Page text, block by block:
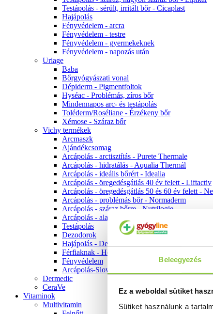
Beleegyezés
Ez a weboldal sütiket
Sütiket használunk a
Testápolás - sérült, irritált bőr - Cicaplast
Hajápolás
Fényvédelem - arcra
Fényvédelem - testre
Fényvédelem - gyermekeknek
Fényvédelem - napozás után
Uriage
Baba
Bőrgyógyászati vonal
Dépiderm - Pigmentfoltok
Hyséac - Problémás, zíros bőr
Mindennapos arc- és testápolás
Toléderm/Roséliane - Érzékeny bőr
Xémose - Száraz bőr
Vichy termékek
Arcmaszk
Ajándékcsomag
Arcápolás - arctisztítás - Purete Thermale
Arcápolás - hidratálás - Aqualia Thermál
Arcápolás - ideális bőrért - Idealia
Arcápolás - öregedésgátlás 40 év felett - Liftactiv
Arcápolás - öregedésgátlás 50 és 60 év felett -
Arcápolás - problémás bőr - Normaderm
Arcápolás - száraz bőrre - Nutrilogie
Arcápolás - alapozók
Testápolás
Dezodorok
Hajápolás - Dercos
Férfiaknak - Homme
Fényvédelem
Arcápolás-Slow Age
Dermedic
CeraVe
Vitaminok
Multivitamin